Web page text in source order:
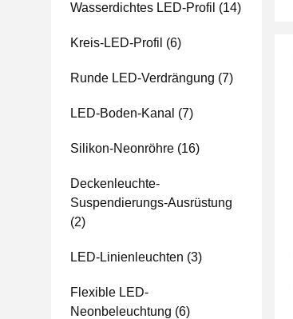
Wasserdichtes LED-Profil (14)
Kreis-LED-Profil (6)
Runde LED-Verdrängung (7)
LED-Boden-Kanal (7)
Silikon-Neonröhre (16)
Deckenleuchte-
Suspendierungs-Ausrüstung
(2)
LED-Linienleuchten (3)
Flexible LED-
Neonbeleuchtung (6)